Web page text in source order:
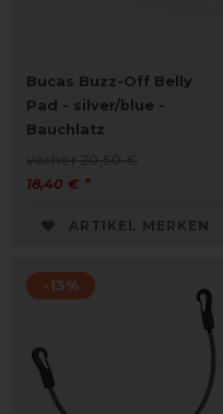
Bucas Buzz-Off Belly
Pad - silver/blue -
Bauchlatz
vorher 20,50 €
18,40 € *
ARTIKEL MERKEN
-13%